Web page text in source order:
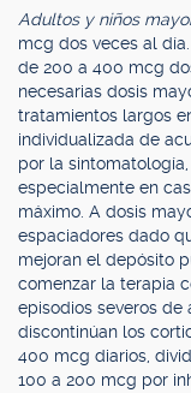
Adultos y niños
mcg dos veces al
de 200 a 400 mcg
necesarias dosis
tratamientos largos
individualizada de
por la
especialmente en
máximo. A dosis
espaciadores dado
mejoran el depósito
comenzar la terapia
episodios severos de
discontinúan los
400 mcg diarios,
100 a 200 mcg por